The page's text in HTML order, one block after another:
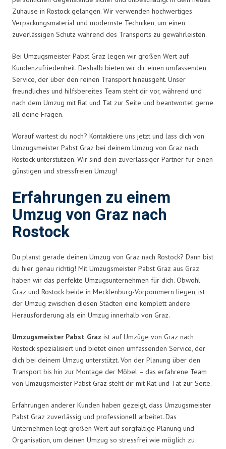
Zuhause in Rostock gelangen. Wir verwenden hochwertiges
Verpackungsmaterial und modernste Techniken, um einen
zuverlässigen Schutz während des Transports zu gewährleisten.
Bei Umzugsmeister Pabst Graz legen wir großen Wert auf
Kundenzufriedenheit. Deshalb bieten wir dir einen umfassenden
Service, der über den reinen Transport hinausgeht. Unser
freundliches und hilfsbereites Team steht dir vor, während und
nach dem Umzug mit Rat und Tat zur Seite und beantwortet gerne
all deine Fragen.
Worauf wartest du noch? Kontaktiere uns jetzt und lass dich von
Umzugsmeister Pabst Graz bei deinem Umzug von Graz nach
Rostock unterstützen. Wir sind dein zuverlässiger Partner für einen
günstigen und stressfreien Umzug!
Erfahrungen zu einem
Umzug von Graz nach
Rostock
Du planst gerade deinen Umzug von Graz nach Rostock? Dann bist
du hier genau richtig! Mit Umzugsmeister Pabst Graz aus Graz
haben wir das perfekte Umzugsunternehmen für dich. Obwohl
Graz und Rostock beide in Mecklenburg-Vorpommern liegen, ist
der Umzug zwischen diesen Städten eine komplett andere
Herausforderung als ein Umzug innerhalb von Graz.
Umzugsmeister Pabst Graz ist auf Umzüge von Graz nach
Rostock spezialisiert und bietet einen umfassenden Service, der
dich bei deinem Umzug unterstützt. Von der Planung über den
Transport bis hin zur Montage der Möbel – das erfahrene Team
von Umzugsmeister Pabst Graz steht dir mit Rat und Tat zur Seite.
Erfahrungen anderer Kunden haben gezeigt, dass Umzugsmeister
Pabst Graz zuverlässig und professionell arbeitet. Das
Unternehmen legt großen Wert auf sorgfältige Planung und
Organisation, um deinen Umzug so stressfrei wie möglich zu